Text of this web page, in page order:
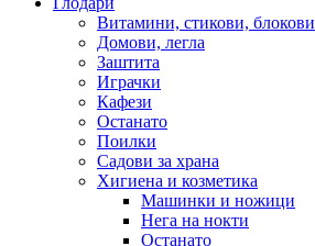
Витамини, стикови, блокови
Домови, легла
Заштита
Играчки
Кафези
Останато
Поилки
Садови за храна
Хигиена и козметика
Машинки и ножици
Нега на нокти
Останато